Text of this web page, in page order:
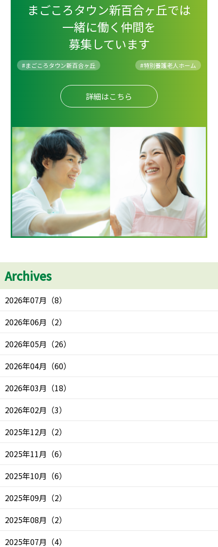
まごころタウン新百合ヶ丘では
一緒に働く仲間を
募集しています
#まごころタウン新百合ヶ丘 #特別養護老人ホーム
詳細はこちら
Archives
2026年07月 （8）
2026年06月 （2）
2026年05月 （26）
2026年04月 （60）
2026年03月 （18）
2026年02月 （3）
2025年12月 （2）
2025年11月 （6）
2025年10月 （6）
2025年09月 （2）
2025年08月 （2）
2025年07月 （4）